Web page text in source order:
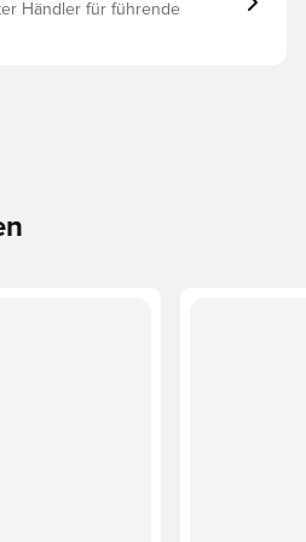
Händler für führende